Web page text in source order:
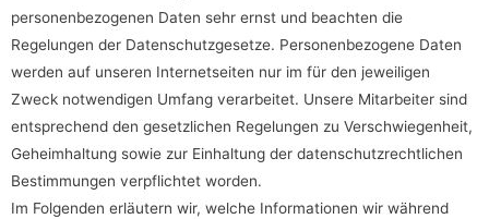
personenbezogenen Daten sehr ernst und beachten die
Regelungen der Datenschutzgesetze. Personenbezogene Daten
werden auf unseren Internetseiten nur im für den jeweiligen
Zweck notwendigen Umfang verarbeitet. Unsere Mitarbeiter sind
entsprechend den gesetzlichen Regelungen zu Verschwiegenheit,
Geheimhaltung sowie zur Einhaltung der datenschutzrechtlichen
Bestimmungen verpflichtet worden.
Im Folgenden erläutern wir, welche Informationen wir während